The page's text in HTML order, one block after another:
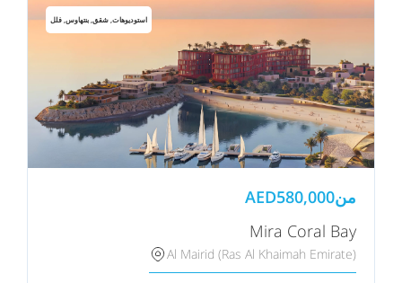
استوديوهات, شقق, بنتهاوس, فلل
من AED580,000
Mira Coral Bay
Al Mairid (Ras Al Khaimah Emirate)